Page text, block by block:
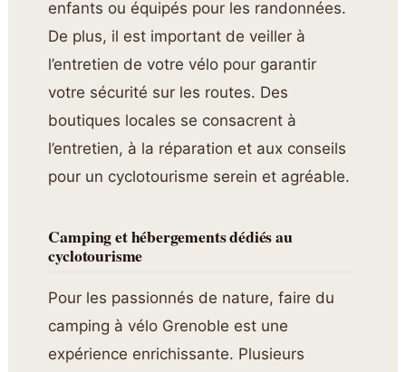
enfants ou équipés pour les randonnées.
De plus, il est important de veiller à
l’entretien de votre vélo pour garantir
votre sécurité sur les routes. Des
boutiques locales se consacrent à
l’entretien, à la réparation et aux conseils
pour un cyclotourisme serein et agréable.
Camping et hébergements dédiés au
cyclotourisme
Pour les passionnés de nature, faire du
camping à vélo Grenoble est une
expérience enrichissante. Plusieurs